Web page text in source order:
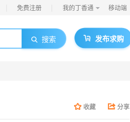
免费注册 我的丁香通 移动端
搜索 发布求购
收藏 分享